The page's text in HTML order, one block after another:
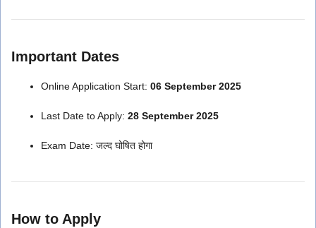
Important Dates
Online Application Start: 06 September 2025
Last Date to Apply: 28 September 2025
Exam Date: जल्द घोषित होगा
How to Apply